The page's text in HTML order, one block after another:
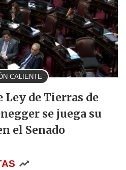
CALIENTE
Ley de Tierras de
se juega su
el Senado